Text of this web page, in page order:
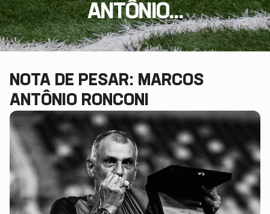
ANTÔNIO...
NOTA DE PESAR: MARCOS
ANTÔNIO RONCONI